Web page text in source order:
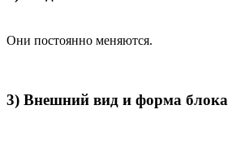
Они постоянно меняются.
3) Внешний вид и форма блока